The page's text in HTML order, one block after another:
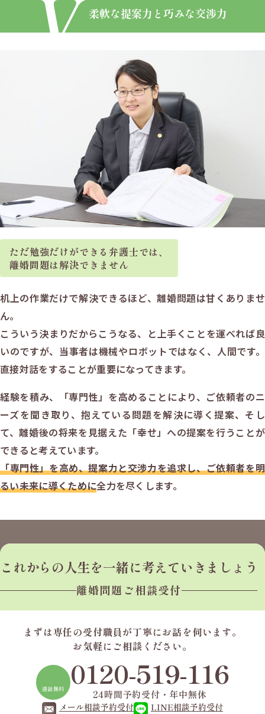
柔軟な提案力と巧みな交渉力
ただ勉強だけができる弁護士では、
離婚問題は解決できません
机上の作業だけで解決できるほど、離婚問題は甘くありませ
ん。
こういう決まりだからこうなる、と上手くことを運べれば良
いのですが、当事者は機械やロボットではなく、人間です。
直接対話をすることが重要になってきます。
経験を積み、「専門性」を高めることにより、ご依頼者のニ
ーズを聞き取り、抱えている問題を解決に導く提案、そし
て、離婚後の将来を見据えた「幸せ」への提案を行うことが
できると考えています。
「専門性」を高め、提案力と交渉力を追求し、ご依頼者を明
るい未来に導くために全力を尽くします。
これからの人生を一緒に考えていきましょう
離婚問題ご相談受付
まずは専任の受付職員が丁寧にお話を伺います。
お気軽にご相談ください。
通話無料 0120-519-116
24時間予約受付・年中無休
メール相談予約受付 LINE相談予約受付